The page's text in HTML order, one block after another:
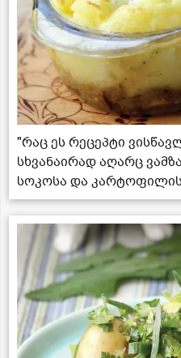
"რაც ეს რეცეპტი
სხვანაირად აღარც
სოკოსა და